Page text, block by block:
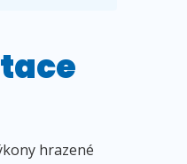
hrazené